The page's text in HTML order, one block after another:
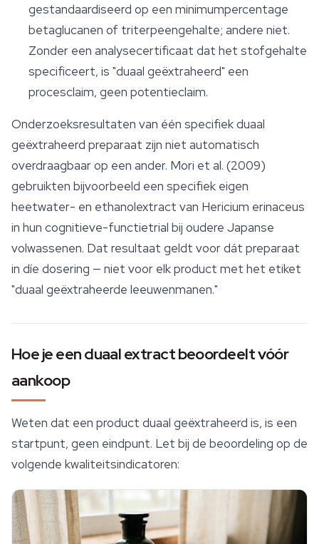
gestandaardiseerd op een minimumpercentage
betaglucanen of triterpeengehalte; andere niet.
Zonder een analysecertificaat dat het stofgehalte
specificeert, is "duaal geëxtraheerd" een
procesclaim, geen potentieclaim.
Onderzoeksresultaten van één specifiek duaal
geëxtraheerd preparaat zijn niet automatisch
overdraagbaar op een ander. Mori et al. (2009)
gebruikten bijvoorbeeld een specifiek eigen
heetwater- en ethanolextract van Hericium erinaceus
in hun cognitieve-functietrial bij oudere Japanse
volwassenen. Dat resultaat geldt voor dát preparaat
in díe dosering — niet voor elk product met het etiket
"duaal geëxtraheerde leeuwenmanen."
Hoe je een duaal extract beoordeelt vóór
aankoop
Weten dat een product duaal geëxtraheerd is, is een
startpunt, geen eindpunt. Let bij de beoordeling op de
volgende kwaliteitsindicatoren: